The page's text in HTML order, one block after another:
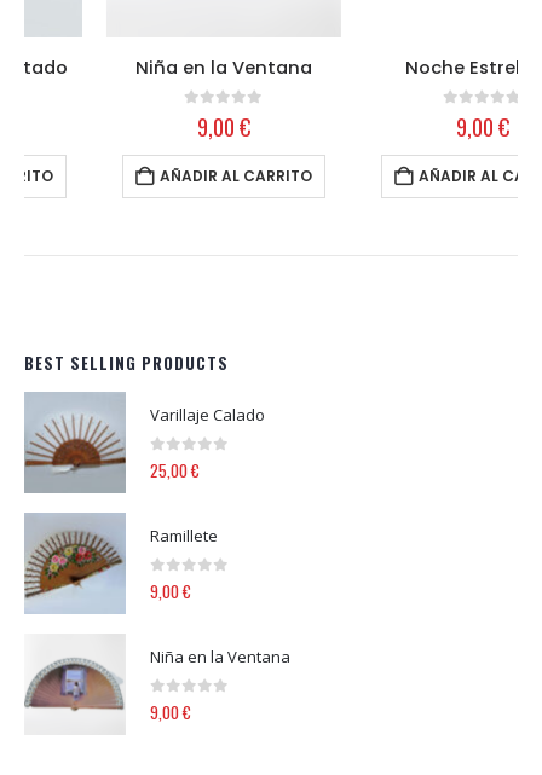
Niña en la Ventana
out of 5
AÑADIR AL CARRITO
Noche Estrellada
out of 5
AÑADIR AL CARRITO
BEST SELLING PRODUCTS
Varillaje Calado
0out of 5
25,00€
Ramillete
0 out of 5
9,00€
Niña en la Ventana
0 out of 5
9,00€